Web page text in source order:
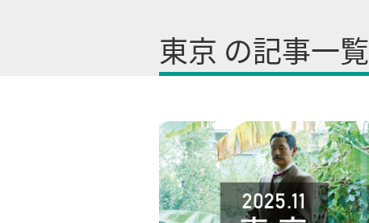
東京 の記事一覧